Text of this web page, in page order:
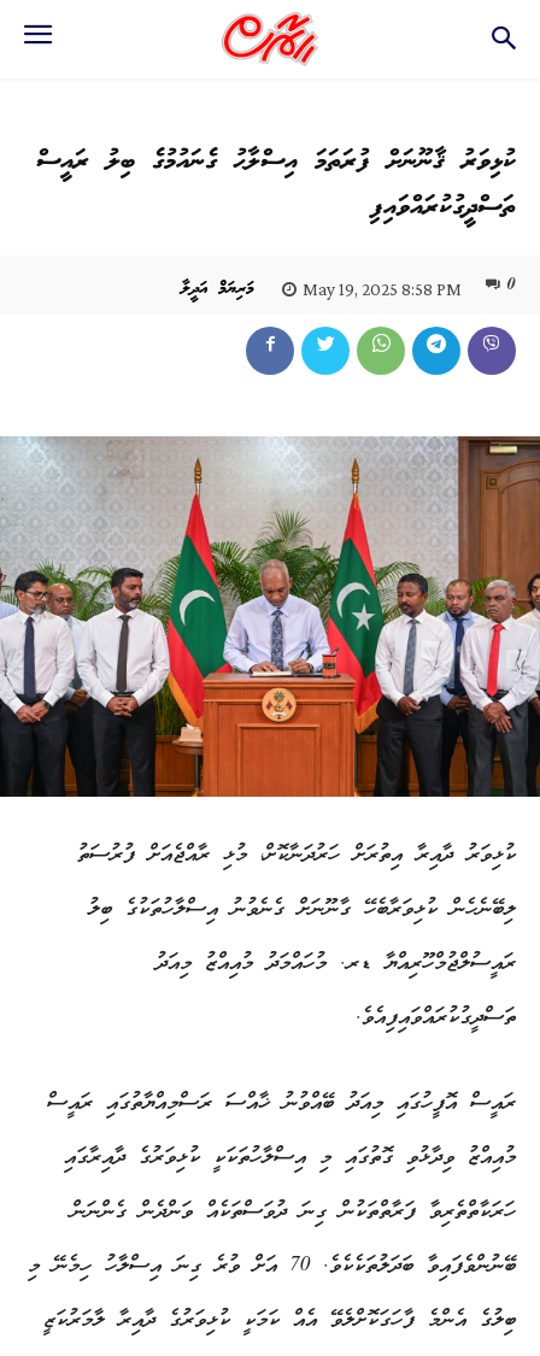
ކުޅިވަރު ޤާނޫނަށް ފުރަތަމަ އިސްލާޙު ގެނައުމުގެ ބިލު ރައީސް
ތަސްދީގުކުރައްވައިފި
މަރިޔަމް އަދީލާ May 19, 2025 8:58 PM 0
ކުޅިވަރު ދާއިރާ އިތުރަށް ހަރުދަނާކޮށް، މުޅި ރާއްޖެއަށް ފުރުސަތު
ލިބޭނެހެން ކުޅިވަރާބެހޭ ގާނޫނަށް ގެނެވުނު އިސްލާހުތަކުގެ ބިލު
ރައީސުލްޖުމްހޫރިއްޔާ ޑރ. މުހައްމަދު މުއިއްޒު މިއަދު
ތަސްދީގުކުރައްވައިފިއެވެ.
ރައީސް އޮފީހުގައި މިއަދު ބޭއްވުނު ޚާއްސަ ރަސްމިއްޔާތުގައި ރައީސް
މުއިއްޒު ވިދާޅުވި ގޮތުގައި މި އިސްލާހުތަކަކީ ކުޅިވަރުގެ ދާއިރާގައި
ހަރަކާތްތެރިވާ ފަރާތްތަކުން ގިނަ ދުވަސްތަކެއް ވަންދެން ގެންނަން
ބޭނުންވެފައިވާ ބަދަލުތަކެކެވެ. 70 އަށް ވުރެ ގިނަ އިސްލާހު ހިމެނޭ މި
ބިލުގެ އެންމެ ފާހަގަކޮށްލެވޭ އެއް ކަމަކީ ކުޅިވަރުގެ ދާއިރާ ލާމަރުކަޒީ